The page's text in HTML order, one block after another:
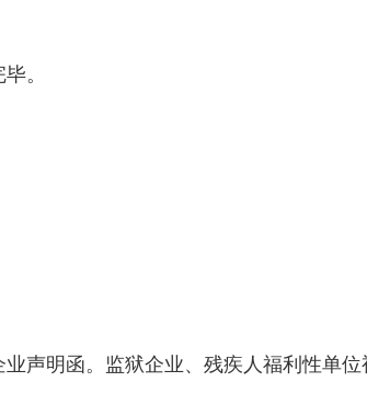
。
声明函。监狱企业、残疾人福利性单位